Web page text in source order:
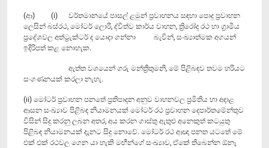
(ආ) (i) වර්තමානයේ පාසල් ළමුන් ප්‍රවාහනය සඳහා පොදු ප්‍රවාහන
ලෙසින් බස්රථ, මෝටර් ලොරි, ද්විත්ව කාර්ය වාහන, ත්‍රිරෝද රථ හා ග්‍රාමීය
ප්‍රදේශවල අත්ට්‍රැක්ටර් ද යොදා ගන්නා බැවින්, සංඛ්‍යාත්මක අගයන්
ඉදිරිපත් කළ නොහැක.
ඇත්ත වශයෙන් ගරු මන්ත්‍රීතුමනි, මේ පිළිබඳව තවම හරියට
සංගණනයක් කරලා නැහැ.
(ii) මෝටර් ප්‍රවාහන පනතේ ප්‍රතිපාදන අනුව වාහනවල ප්‍රමිතිය හා අදාළ
ආසන සංඛ්‍යාව පිළිබඳ නියාමනයක් මෝටර් රථ ප්‍රවාහන දෙපාර්තමේන්තුව
විසින් සිදු කරනු ලබන අතර, අය කරන ගාස්තු ඇතුළු අනෙකුත් කටයුතු
පිළිබඳ නියාමනයක් දැනට සිදු නොවේ. මෝටර් රථ ආඥා පනත යටතේ මේ
එක් එක් රථවල ගෙන යා හැකි මඟීන්ගේ සංඛ්‍යාව, ඒකේ තිබෙන්න ඕනෑ